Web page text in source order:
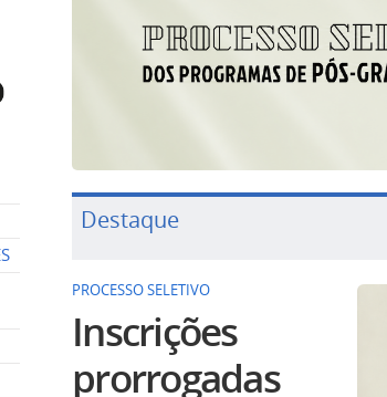
Destaque
PROCESSO SELETIVO
Inscrições
prorrogadas